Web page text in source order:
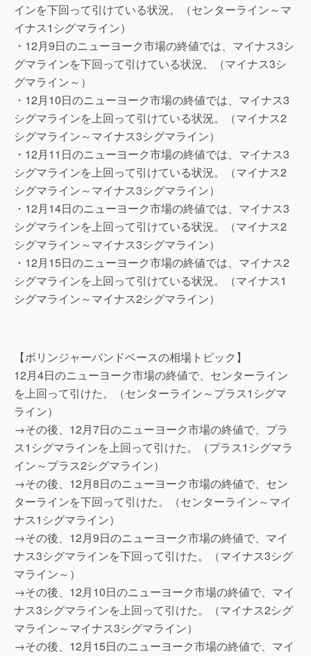
インを下回って引けている状況。（センターライン～マ
イナス1シグマライン）
・12月9日のニューヨーク市場の終値では、マイナス3シ
グマラインを下回って引けている状況。（マイナス3シ
グマライン～）
・12月10日のニューヨーク市場の終値では、マイナス3
シグマラインを上回って引けている状況。（マイナス2
シグマライン～マイナス3シグマライン）
・12月11日のニューヨーク市場の終値では、マイナス3
シグマラインを上回って引けている状況。（マイナス2
シグマライン～マイナス3シグマライン）
・12月14日のニューヨーク市場の終値では、マイナス3
シグマラインを上回って引けている状況。（マイナス2
シグマライン～マイナス3シグマライン）
・12月15日のニューヨーク市場の終値では、マイナス2
シグマラインを上回って引けている状況。（マイナス1
シグマライン～マイナス2シグマライン）
【ボリンジャーバンドベースの相場トピック】
12月4日のニューヨーク市場の終値で、センターライン
を上回って引けた。（センターライン～プラス1シグマ
ライン）
→その後、12月7日のニューヨーク市場の終値で、プラ
ス1シグマラインを上回って引けた。（プラス1シグマラ
イン～プラス2シグマライン）
→その後、12月8日のニューヨーク市場の終値で、セン
ターラインを下回って引けた。（センターライン～マイ
ナス1シグマライン）
→その後、12月9日のニューヨーク市場の終値で、マイ
ナス3シグマラインを下回って引けた。（マイナス3シグ
マライン～）
→その後、12月10日のニューヨーク市場の終値で、マイ
ナス3シグマラインを上回って引けた。（マイナス2シグ
マライン～マイナス3シグマライン）
→その後、12月15日のニューヨーク市場の終値で、マイ